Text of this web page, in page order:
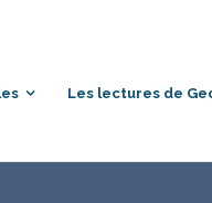
Les lectures de